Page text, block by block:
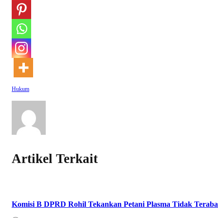
Hukum
Artikel Terkait
Komisi B DPRD Rohil Tekankan Petani Plasma Tidak